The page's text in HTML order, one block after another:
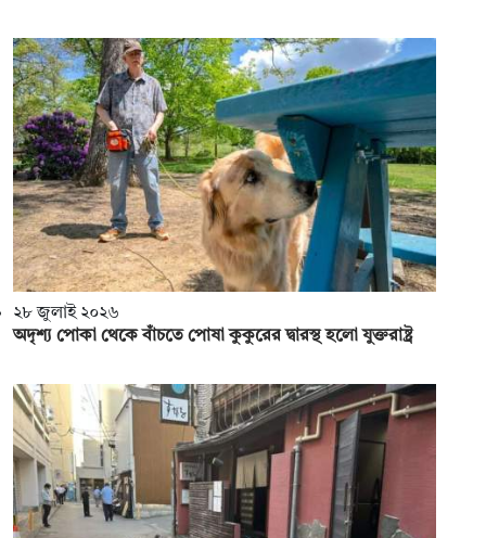
২৮ জুলাই ২০২৬
অদৃশ্য পোকা থেকে বাঁচতে পোষা কুকুরের দ্বারস্থ হলো যুক্তরাষ্ট্র